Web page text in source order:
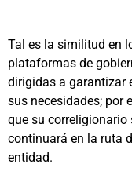
Tal es la similitud en
plataformas de
dirigidas a garantizar
sus necesidades; por
que su correligionario
continuará en la ruta
entidad.